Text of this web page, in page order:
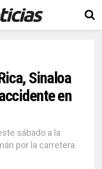
Sinaloa
en
sábado a la
por la carretera